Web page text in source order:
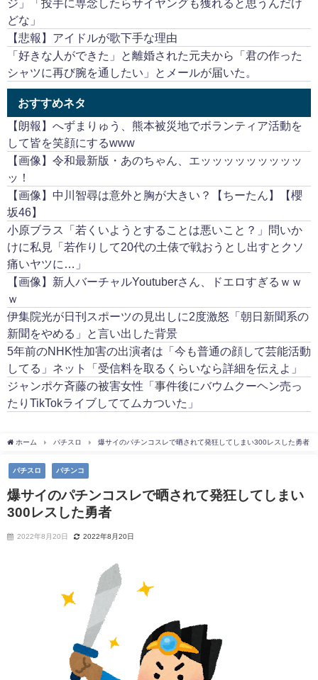
ジ」「投手に専念したらサイヤングも獲れると思うんだけ
どな」
【悲報】アイドルが歌下手な理由
「好きな人ができた」と離婚された元夫から「君の作った
シャツに再び腕を通したい」とメールが届いた。
おすすめネタ
【朗報】へずまりゅう、熊本被災地でボランティア活動を
して皆を笑顔にするwww
【画像】令和最新版・あのちゃん、エッッッッッッッッッ
ッ！
【画像】中川智尋は意外と胸が大きい？【ちーたん】【櫻
坂46】
小原ブラス「若くいようとすることは悪いこと？」問いか
けに私見「若作りして20代の土俵で戦おうとし出すとクソ
痛いヤツに…」
【画像】新人バーチャルYoutuberさん、ドエロすぎるｗｗ
ｗ
伊集院光が日刊スポーツの見出しに2度激怒「朝日新聞系の
新聞をやめる」と言い出した背景
5年前のNHK性加害の出演者は「今も普通の顔して芸能活動
してる」ネット「受信料を取るくらいなら詳細を伝えよ」
ジャンポケ斉藤の被害女性「事件後にバウムクーヘン売っ
たりTikTokライブしててムカついた」
ホーム パチスロ 爆サイのパチンコスレで晒されて発狂してしまい300レスした勇者
パチスロ パチンコ
爆サイのパチンコスレで晒されて発狂してしまい
300レスした勇者
2022年8月20日 2022年8月20日